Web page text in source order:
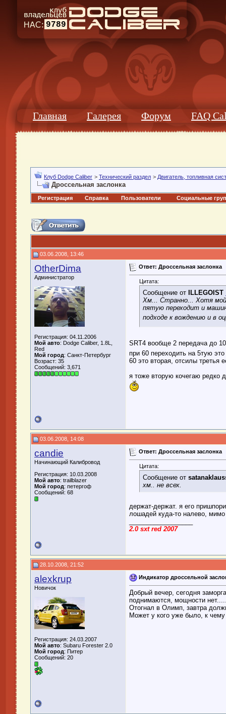
9789
Главная Галерея Форум FAQ
Клуб Dodge Caliber > Технический раздел > Двигатель, топливная
Дроссельная заслонка
Регистрация Справка Пользователи Социальные
03.06.2008, 13:46
OtherDima
Администратор
Регистрация: 04.11.2006
Мой авто: Dodge Caliber, 1.8L,
Red
Мой город: Санкт-Петербург
Возраст: 35
Сообщений: 3,671
Ответ: Дроссельная заслонка
Цитата:
Сообщение от ILLEGOIST
Хм... Странно... Хотя мой
пятую переходит и
подходе к вождению и в
SRT4 вообще 2 передача до
при 60 переходить на 5тую
60 это вторая, отсилы третья
я тоже вторую кочегаю редко
03.06.2008, 14:08
candie
Начинающий Калибровод
Регистрация: 10.03.2008
Мой авто: trailblazer
Мой город: петергоф
Сообщений: 68
Ответ: Дроссельная заслонка
Цитата:
Сообщение от
хм.. не всех.
держат-держат. я его
лошадей куда-то налево,
2.0 sxt red 2007
28.10.2008, 21:52
alexkrup
Новичок
Регистрация: 24.03.2007
Мой авто: Subaru Forester 2.0
Мой город: Питер
Сообщений: 20
Индикатор дроссельной
Добрый вечер, сегодня
поднимаются, мощности
Отогнал в Олимп, завтра
Может у кого уже было, к чему